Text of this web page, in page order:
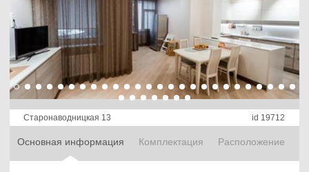
Старонаводницкая 13 id 19712
Основная информация Комплектация Расположение